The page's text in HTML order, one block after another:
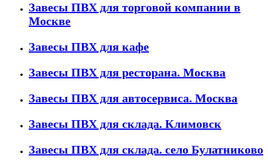
Завесы ПВХ для торговой компании в
Москве
Завесы ПВХ для кафе
Завесы ПВХ для ресторана. Москва
Завесы ПВХ для автосервиса. Москва
Завесы ПВХ для склада. Климовск
Завесы ПВХ для склада. село Булатниково